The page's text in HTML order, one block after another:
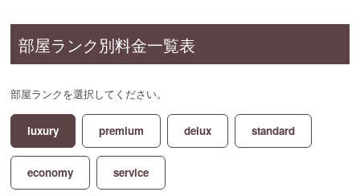
部屋ランク別料金一覧表
部屋ランクを選択してください。
luxury premium delux standard
economy service